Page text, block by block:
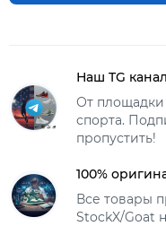
Наш TG
От
спорта.
пропустить!
100%
Все товары
StockX/Goat